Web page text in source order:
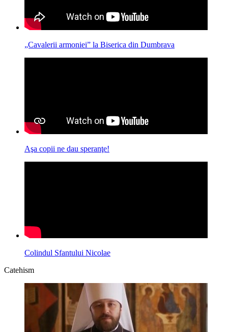
„Cavalerii armoniei” la Biserica din Dumbrava
Aşa copii ne dau speranţe!
Colindul Sfantului Nicolae
Catehism